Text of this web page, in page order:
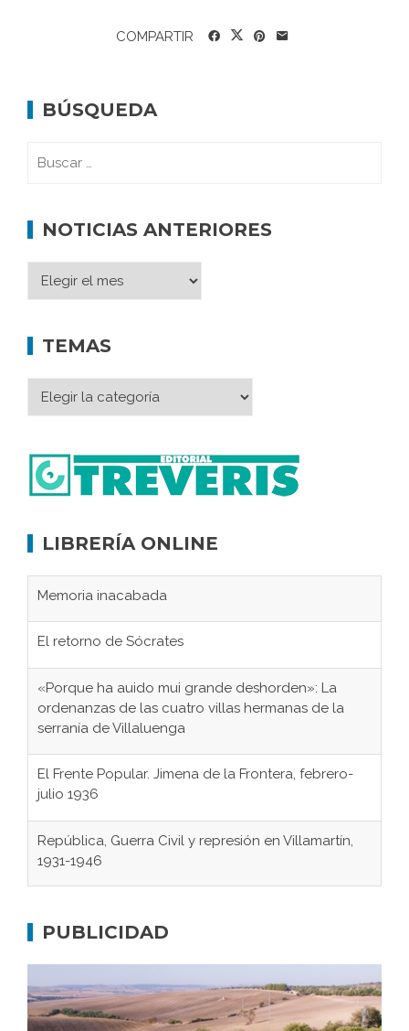
COMPARTIR
BÚSQUEDA
NOTICIAS ANTERIORES
TEMAS
LIBRERÍA ONLINE
Memoria inacabada
«Porque ha auido mui grande deshorden»: La
ordenanzas de las cuatro villas hermanas de la
serranía de Villaluenga
julio 1936
República, Guerra Civil y represión en Villamartín,
1931-1946
El Frente Popular. Ubrique, febrero-julio 1936
PUBLICIDAD